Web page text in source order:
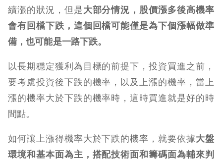
續漲的狀況，但是大部分情況，股價漲多後高機率
會有回檔下跌，這個回檔可能僅是為下個漲幅做準
備，也可能是一路下跌。
以長期穩定獲利為目標的前提下，投資買進之前，
要考慮投資後下跌的機率，以及上漲的機率，當上
漲的機率大於下跌的機率時，這時買進就是好的時
間點。
如何讓上漲得機率大於下跌的機率，就要依據大盤
環境和基本面為主，搭配技術面和籌碼面為輔來判